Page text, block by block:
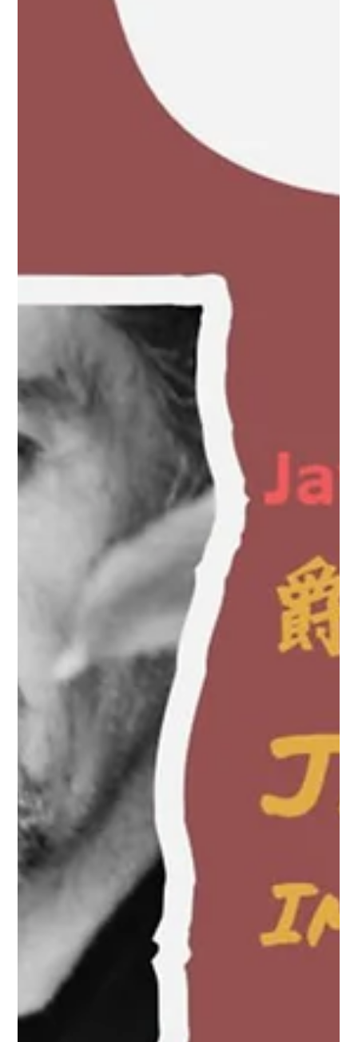
篎斯交響樂團、巴赫音樂
教室、天琴館聯合主辦演
奏會系列Recital Series
三位香港新晉音樂家馬金怡 、歐陽洛森、謝淑怡、將會
聯袂天琴館藝術總監張天麒，在今個暑假於香港中文大學
利希慎音樂廳舉行演奏會。 是次音樂會曲目涵蓋古典音
樂，爵士樂、探戈和電影音樂。四位音樂家會輪流組合演
出，當中包括《莫札特第18號G大調小提琴奏鳴曲》第一